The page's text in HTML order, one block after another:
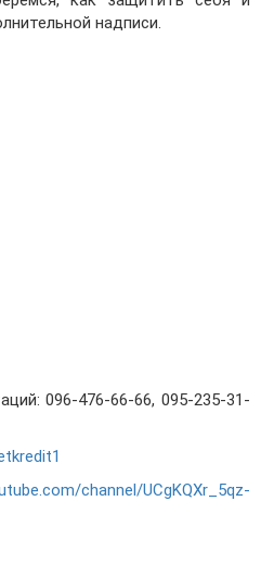
надписи.
096-476-66-66, 095-235-31-
channel/UCgKQXr_5qz-